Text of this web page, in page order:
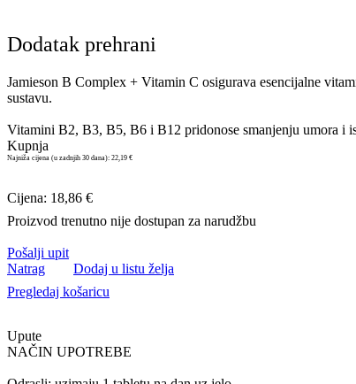
Dodatak prehrani
Jamieson B Complex + Vitamin C osigurava esencijalne
sustavu.
Vitamini B2, B3, B5, B6 i B12 pridonose smanjenju umora i
Kupnja
Najniža cijena (u zadnjih 30 dana): 22,19 €
Cijena: 18,86 €
Proizvod trenutno nije dostupan za narudžbu
Pošalji upit
Natrag
Dodaj u listu želja
Pregledaj košaricu
Upute
NAČIN UPOTREBE